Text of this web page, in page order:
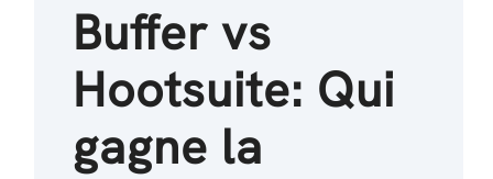
Buffer vs
Hootsuite: Qui
gagne la